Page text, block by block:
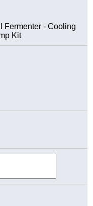
Fermenter - Cooling
Kit